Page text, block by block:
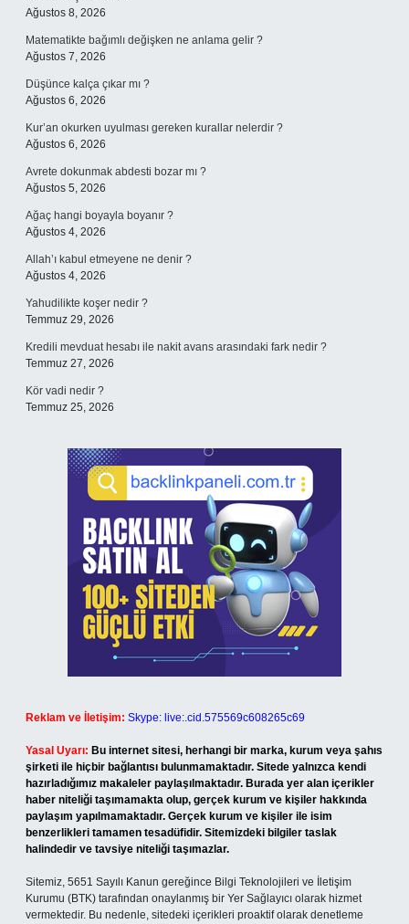
Ağustos 8, 2026
Matematikte bağımlı değişken ne anlama gelir ?
Ağustos 7, 2026
Düşünce kalça çıkar mı ?
Ağustos 6, 2026
Kur’an okurken uyulması gereken kurallar nelerdir ?
Ağustos 6, 2026
Avrete dokunmak abdesti bozar mı ?
Ağustos 5, 2026
Ağaç hangi boyayla boyanır ?
Ağustos 4, 2026
Allah’ı kabul etmeyene ne denir ?
Ağustos 4, 2026
Yahudilikte koşer nedir ?
Temmuz 29, 2026
Kredili mevduat hesabı ile nakit avans arasındaki fark nedir ?
Temmuz 27, 2026
Kör vadi nedir ?
Temmuz 25, 2026
Reklam ve İletişim: Skype: live:.cid.575569c608265c69
Yasal Uyarı: Bu internet sitesi, herhangi bir marka, kurum veya şahıs
şirketi ile hiçbir bağlantısı bulunmamaktadır. Sitede yalnızca kendi
hazırladığımız makaleler paylaşılmaktadır. Burada yer alan içerikler
haber niteliği taşımamakta olup, gerçek kurum ve kişiler hakkında
paylaşım yapılmamaktadır. Gerçek kurum ve kişiler ile isim
benzerlikleri tamamen tesadüfidir. Sitemizdeki bilgiler taslak
halindedir ve tavsiye niteliği taşımazlar.
Sitemiz, 5651 Sayılı Kanun gereğince Bilgi Teknolojileri ve İletişim
Kurumu (BTK) tarafından onaylanmış bir Yer Sağlayıcı olarak hizmet
vermektedir. Bu nedenle, sitedeki içerikleri proaktif olarak denetleme